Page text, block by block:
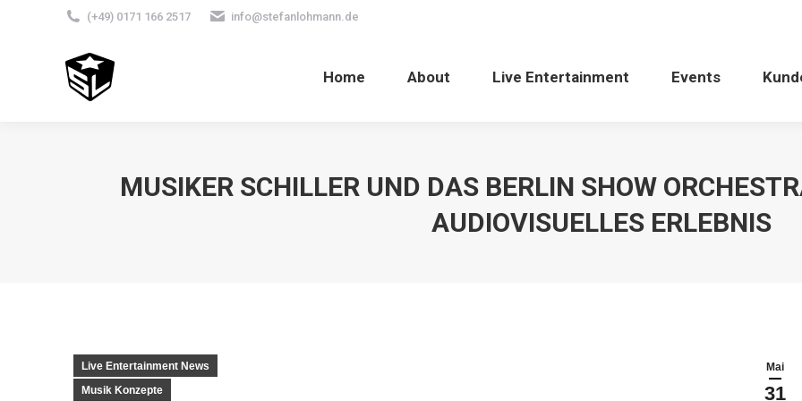
(+49) 0171 166 2517 info@stefanlohmann.de
Home About Live Entertainment Events
MUSIKER SCHILLER UND DAS BERLIN SHOW
AUDIOVISUELLES ERLEBNIS
Mai
31
Live Entertainment News
Musik Konzepte